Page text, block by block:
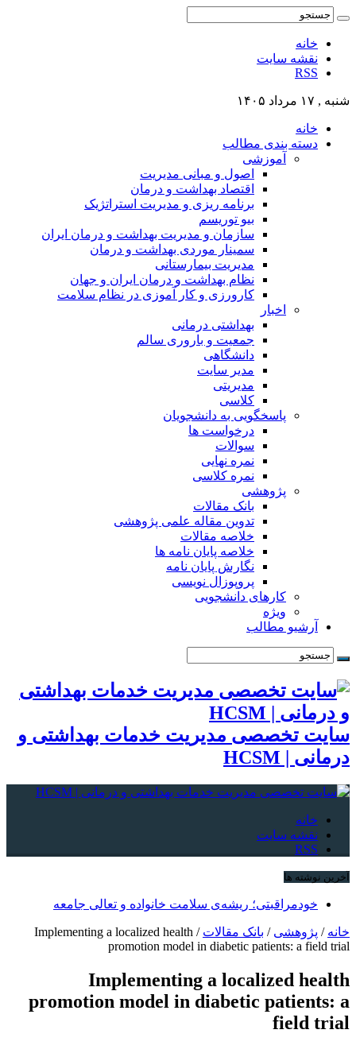
خانه
نقشه سایت
RSS
شنبه , ۱۷ مرداد ۱۴۰۵
خانه
دسته بندی مطالب
آموزشی
اصول و مبانی مدیریت
اقتصاد بهداشت و درمان
برنامه ریزی و مدیریت استراتژیک
بیو توریسم
سازمان و مدیریت بهداشت و درمان ایران
سمینار موردی بهداشت و درمان
مدیریت بیمارستانی
نظام بهداشت و درمان ایران و جهان
کارورزی و کار آموزی در نظام سلامت
اخبار
بهداشتی درمانی
جمعیت و باروری سالم
دانشگاهی
مدیر سایت
مدیریتی
کلاسی
پاسخگویی به دانشجویان
درخواست ها
سوالات
نمره نهایی
نمره کلاسی
پژوهشی
بانک مقالات
تدوین مقاله علمی پژوهشی
خلاصه مقالات
خلاصه پایان نامه ها
نگارش پایان نامه
پروپوزال نویسی
کارهای دانشجویی
ویژه
آرشیو مطالب
سایت تخصصی مدیریت خدمات بهداشتی و
درمانی | HCSM
خانه
نقشه سایت
RSS
آخرین نوشته ها
خودمراقبتی؛ ریشه‌ی سلامت خانواده و تعالی جامعه
خانه / پژوهشی / بانک مقالات /
Implementing a localized health
promotion model in diabetic patients: a field trial
Implementing a localized health
promotion model in diabetic patients: a
field trial